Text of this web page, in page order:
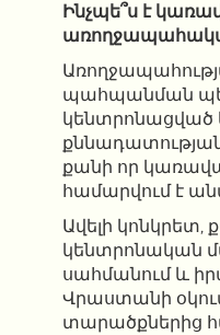
Ինչպե՞ս է
պահպանման
կենտրոնացված
քանի որ
համարվում է
Ավելի կոնկրետ,
կենտրոնական
սահմանում և
Վրաստանի
տարածքներից